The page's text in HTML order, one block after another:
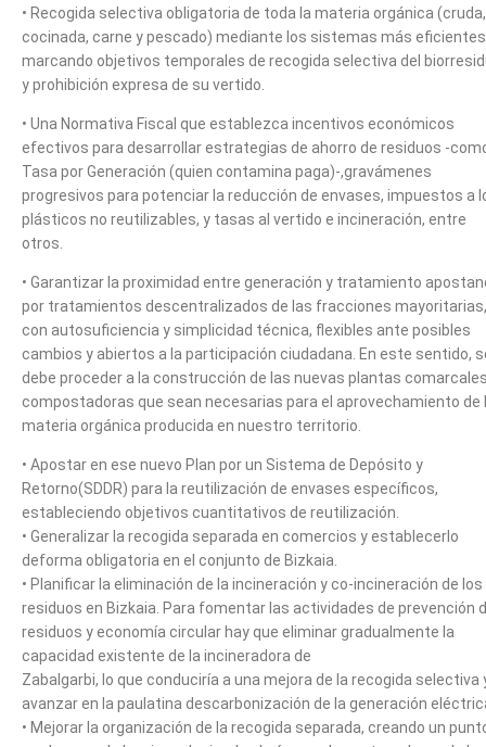
• Recogida selectiva obligatoria de toda la materia orgánica (cruda,
cocinada, carne y pescado) mediante los sistemas más
marcando objetivos temporales de recogida selectiva del
y prohibición expresa de su vertido.
• Una Normativa Fiscal que establezca incentivos económicos
efectivos para desarrollar estrategias de ahorro de residuos -
Tasa por Generación (quien contamina paga)-,gravámenes
progresivos para potenciar la reducción de envases, impuestos a
plásticos no reutilizables, y tasas al vertido e incineración, entre
otros.
• Garantizar la proximidad entre generación y tratamiento
por tratamientos descentralizados de las fracciones mayoritarias,
con autosuficiencia y simplicidad técnica, flexibles ante posibles
cambios y abiertos a la participación ciudadana. En este sentido,
debe proceder a la construcción de las nuevas plantas
compostadoras que sean necesarias para el aprovechamiento de
materia orgánica producida en nuestro territorio.
• Apostar en ese nuevo Plan por un Sistema de Depósito y
Retorno(SDDR) para la reutilización de envases específicos,
estableciendo objetivos cuantitativos de reutilización.
• Generalizar la recogida separada en comercios y establecerlo
deforma obligatoria en el conjunto de Bizkaia.
• Planificar la eliminación de la incineración y co-incineración de los
residuos en Bizkaia. Para fomentar las actividades de prevención
residuos y economía circular hay que eliminar gradualmente la
capacidad existente de la incineradora de
Zabalgarbi, lo que conduciría a una mejora de la recogida selectiva
avanzar en la paulatina descarbonización de la generación
• Mejorar la organización de la recogida separada, creando un